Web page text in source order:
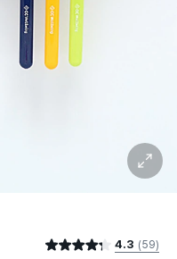
확대 보기
별점 4.3점 4.3 (59)